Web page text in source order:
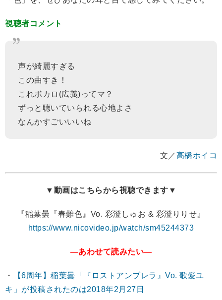
視聴者コメント
声が綺麗すぎる
この曲すき！
これボカロ(広義)ってマ？
ずっと聴いていられる心地よさ
なんかすごいいいね
文／高橋ホイコ
▼動画はこちらから視聴できます▼
『稲葉曇『春難色』Vo. 彩澄しゅお & 彩澄りりせ』
https://www.nicovideo.jp/watch/sm45244373
―あわせて読みたい―
・
【6周年】稲葉曇「『ロストアンブレラ』Vo. 歌愛ユ
キ」が投稿されたのは2018年2月27日